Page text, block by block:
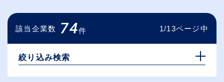
該当企業数 74件 1/13ページ中
絞り込み検索